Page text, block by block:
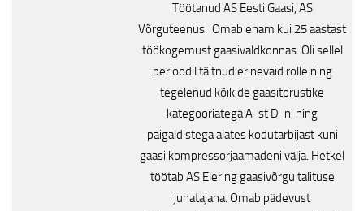
Töötanud AS Eesti Gaasi, AS
Võrguteenus. Omab enam kui 25 aastast
töökogemust gaasivaldkonnas. Oli sellel
perioodil täitnud erinevaid rolle ning
tegelenud kõikide gaasitorustike
kategooriatega A-st D-ni ning
paigaldistega alates kodutarbijast kuni
gaasi kompressorjaamadeni välja. Hetkel
töötab AS Elering gaasivõrgu talituse
juhatajana. Omab pädevust